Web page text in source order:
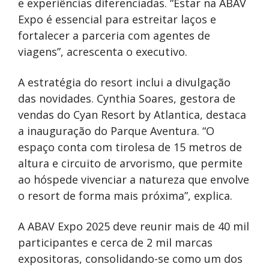
e experiências diferenciadas. “Estar na ABAV
Expo é essencial para estreitar laços e
fortalecer a parceria com agentes de
viagens”, acrescenta o executivo.
A estratégia do resort inclui a divulgação
das novidades. Cynthia Soares, gestora de
vendas do Cyan Resort by Atlantica, destaca
a inauguração do Parque Aventura. “O
espaço conta com tirolesa de 15 metros de
altura e circuito de arvorismo, que permite
ao hóspede vivenciar a natureza que envolve
o resort de forma mais próxima”, explica.
A ABAV Expo 2025 deve reunir mais de 40 mil
participantes e cerca de 2 mil marcas
expositoras, consolidando-se como um dos